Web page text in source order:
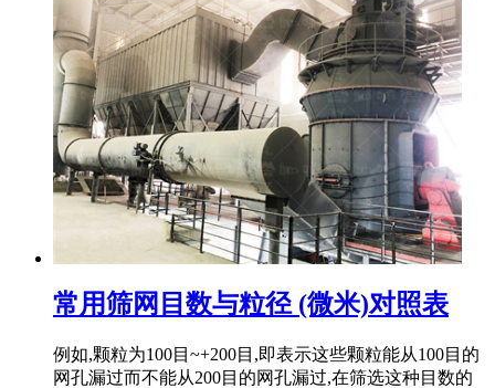
常用筛网目数与粒径 (微米)对照表
例如,颗粒为100目~+200目,即表示这些颗粒能从100目的
网孔漏过而不能从200目的网孔漏过,在筛选这种目数的